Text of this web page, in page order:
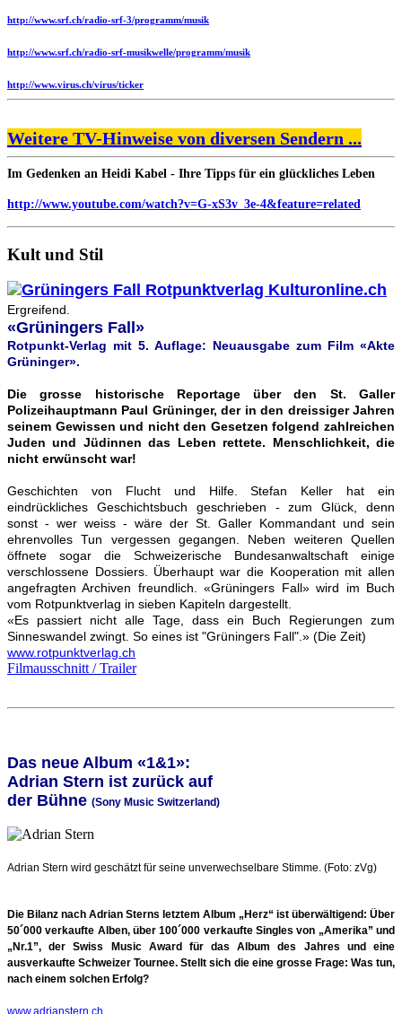
http://www.srf.ch/radio-srf-3/programm/musik
http://www.srf.ch/radio-srf-musikwelle/programm/musik
http://www.virus.ch/virus/ticker
Weitere TV-Hinweise von diversen Sendern ...
Im Gedenken an Heidi Kabel - Ihre Tipps für ein glückliches Leben
http://www.youtube.com/watch?v=G-xS3v_3e-4&feature=related
Kult und Stil
Ergreifend.
«Grüningers Fall»
Rotpunkt-Verlag mit 5. Auflage: Neuausgabe zum Film «Akte
Grüninger».
Die grosse historische Reportage über den St. Galler
Polizeihauptmann Paul Grüninger, der in den dreissiger Jahren
seinem Gewissen und nicht den Gesetzen folgend zahlreichen
Juden und Jüdinnen das Leben rettete. Menschlichkeit, die
nicht erwünscht war!
Geschichten von Flucht und Hilfe. Stefan Keller hat ein
eindrückliches Geschichtsbuch geschrieben - zum Glück, denn
sonst - wer weiss - wäre der St. Galler Kommandant und sein
ehrenvolles Tun vergessen gegangen. Neben weiteren Quellen
öffnete sogar die Schweizerische Bundesanwaltschaft einige
verschlossene Dossiers. Überhaupt war die Kooperation mit allen
angefragten Archiven freundlich. «Grüningers Fall» wird im Buch
vom Rotpunktverlag in sieben Kapiteln dargestellt.
«Es passiert nicht alle Tage, dass ein Buch Regierungen zum
Sinneswandel zwingt. So eines ist "Grüningers Fall".» (Die Zeit)
www.rotpunktverlag.ch
Filmausschnitt / Trailer
Das neue Album «1&1»:
Adrian Stern ist zurück auf
der Bühne (Sony Music Switzerland)
Adrian Stern wird geschätzt für seine unverwechselbare Stimme. (Foto: zVg)
Die Bilanz nach Adrian Sterns letztem Album „Herz“ ist überwältigend: Über
50´000 verkaufte Alben, über 100´000 verkaufte Singles von „Amerika” und
„Nr.1”, der Swiss Music
Award für das Album des Jahres und eine
ausverkaufte Schweizer Tournee. Stellt sich die eine grosse Frage: Was tun,
nach einem solchen Erfolg?